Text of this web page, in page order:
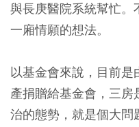
與長庚醫院系統幫忙
一廂情願的想法。
以基金會來說，目前
產捐贈給基金會，三
治的態勢，就是個大問